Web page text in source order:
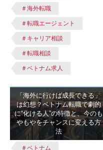
＃海外転職
＃転職エージェント
＃キャリア相談
＃転職相談
＃ベトナム求人
「海外に行けば成長できる」
は幻想？ベトナム転職で劇的
に“化ける人”の特徴と、今のも
やもやをチャンスに変える方
法
＃ベトナム